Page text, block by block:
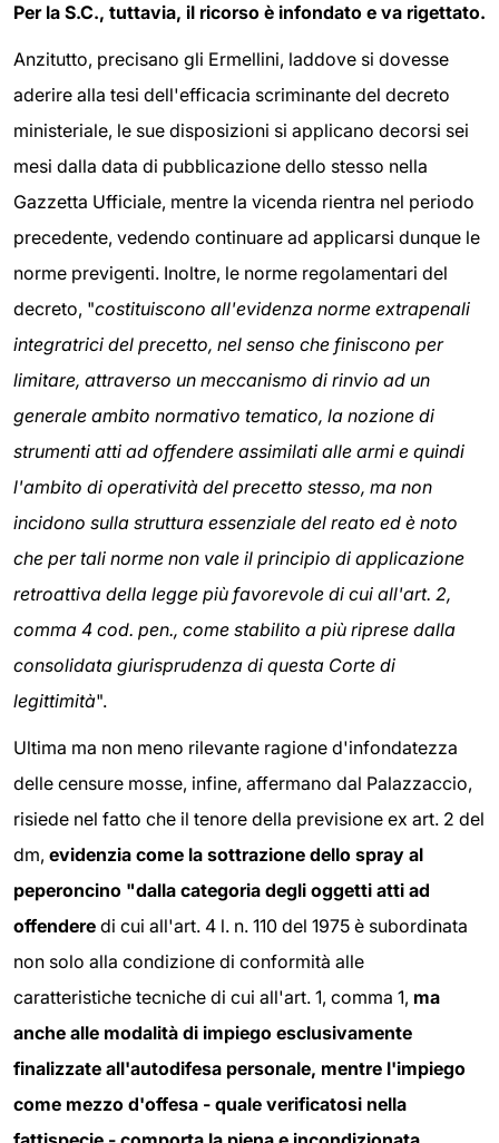
Per la S.C., tuttavia, il ricorso è infondato e va rigettato.
Anzitutto, precisano gli Ermellini, laddove si dovesse
aderire alla tesi dell'efficacia scriminante del decreto
ministeriale, le sue disposizioni si applicano decorsi sei
mesi dalla data di pubblicazione dello stesso nella
Gazzetta Ufficiale, mentre la vicenda rientra nel periodo
precedente, vedendo continuare ad applicarsi dunque le
norme previgenti. Inoltre, le norme regolamentari del
decreto, "costituiscono all'evidenza norme extrapenali
integratrici del precetto, nel senso che finiscono per
limitare, attraverso un meccanismo di rinvio ad un
generale ambito normativo tematico, la nozione di
strumenti atti ad offendere assimilati alle armi e quindi
l'ambito di operatività del precetto stesso, ma non
incidono sulla struttura essenziale del reato ed è noto
che per tali norme non vale il principio di applicazione
retroattiva della legge più favorevole di cui all'art. 2,
comma 4 cod. pen., come stabilito a più riprese dalla
consolidata giurisprudenza di questa Corte di
legittimità".
Ultima ma non meno rilevante ragione d'infondatezza
delle censure mosse, infine, affermano dal Palazzaccio,
risiede nel fatto che il tenore della previsione ex art. 2 del
dm, evidenzia come la sottrazione dello spray al
peperoncino "dalla categoria degli oggetti atti ad
offendere di cui all'art. 4 l. n. 110 del 1975 è subordinata
non solo alla condizione di conformità alle
caratteristiche tecniche di cui all'art. 1, comma 1, ma
anche alle modalità di impiego esclusivamente
finalizzate all'autodifesa personale, mentre l'impiego
come mezzo d'offesa - quale verificatosi nella